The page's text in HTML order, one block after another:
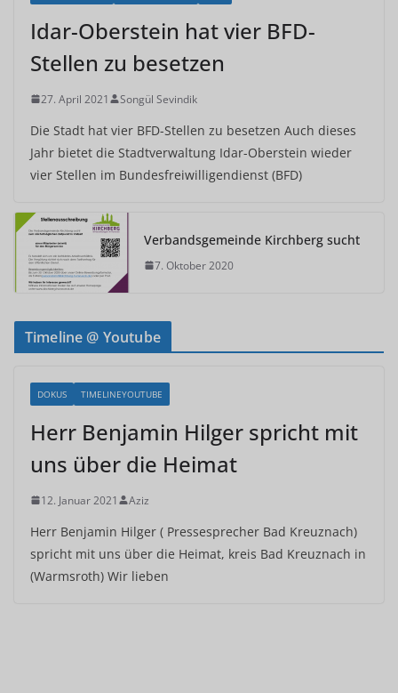
Idar-Oberstein hat vier BFD-
Stellen zu besetzen
27. April 2021 Songül Sevindik
Die Stadt hat vier BFD-Stellen zu besetzen Auch dieses
Jahr bietet die Stadtverwaltung Idar-Oberstein wieder
vier Stellen im Bundesfreiwilligendienst (BFD)
Verbandsgemeinde Kirchberg sucht
7. Oktober 2020
Timeline @ Youtube
DOKUS TIMELINEYOUTUBE
Herr Benjamin Hilger spricht mit
uns über die Heimat
12. Januar 2021 Aziz
Herr Benjamin Hilger ( Pressesprecher Bad Kreuznach)
spricht mit uns über die Heimat, kreis Bad Kreuznach in
(Warmsroth) Wir lieben